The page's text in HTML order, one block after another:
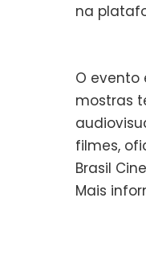
na
O evento
mostras
filmes,
Brasil
Mais